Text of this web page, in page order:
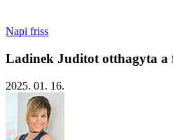
Napi friss
Ladinek Juditot otthagyta a
2025. 01. 16.